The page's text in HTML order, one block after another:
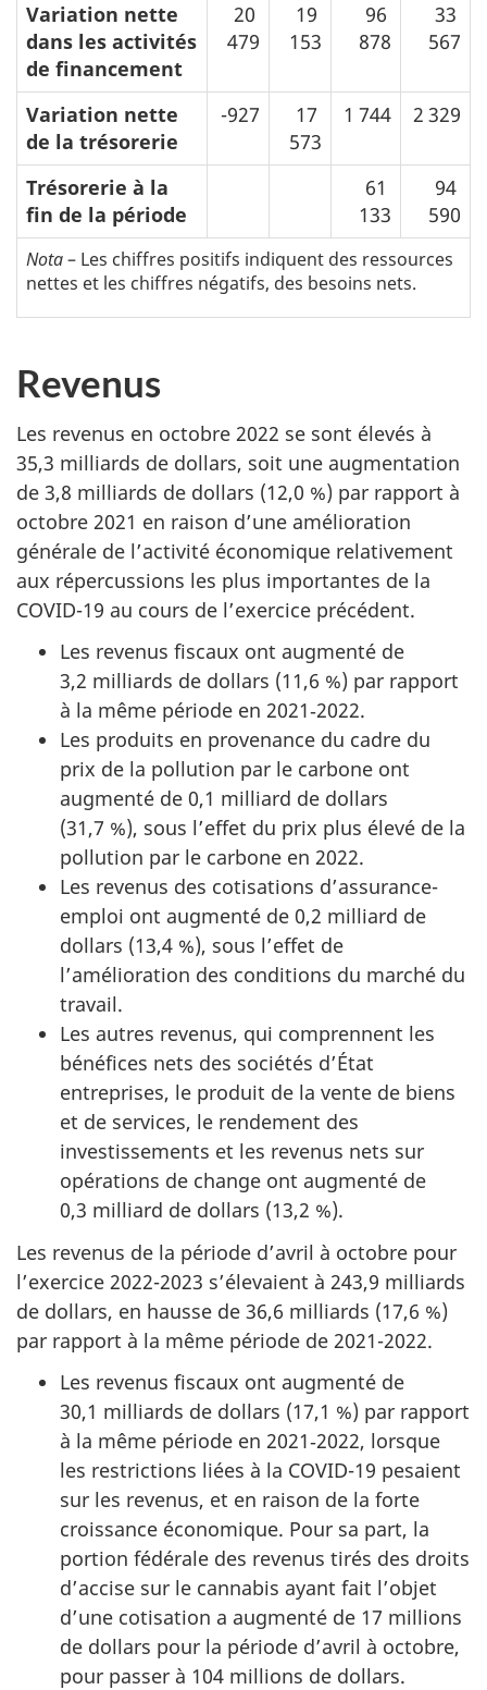
Variation nette
dans les activités
de financement
20
479
19
153
96
878
33
567
Variation nette
de la trésorerie
-927
17
573
1 744 2 329
Trésorerie à la
fin de la période
61
133
94
590
Nota– Les chiffres positifs indiquent des ressources
nettes et les chiffres négatifs, des besoins nets.
Revenus
Les revenus en octobre 2022 se sont élevés à
35,3 milliards de dollars, soit une augmentation
de 3,8 milliards de dollars (12,0 %) par rapport à
octobre 2021 en raison d’une amélioration
générale de l’activité économique relativement
aux répercussions les plus importantes de la
COVID-19 au cours de l’exercice précédent.
Les revenus fiscaux ont augmenté de
3,2 milliards de dollars (11,6 %) par rapport
à la même période en 2021‑2022.
Les produits en provenance du cadre du
prix de la pollution par le carbone ont
augmenté de 0,1 milliard de dollars
(31,7 %), sous l’effet du prix plus élevé de la
pollution par le carbone en 2022.
Les revenus des cotisations d’assurance-
emploi ont augmenté de 0,2 milliard de
dollars (13,4 %), sous l’effet de
l’amélioration des conditions du marché du
travail.
Les autres revenus, qui comprennent les
bénéfices nets des sociétés d’État
entreprises, le produit de la vente de biens
et de services, le rendement des
investissements et les revenus nets sur
opérations de change ont augmenté de
0,3 milliard de dollars (13,2 %).
Les revenus de la période d’avril à octobre pour
l’exercice 2022-2023 s’élevaient à 243,9 milliards
de dollars, en hausse de 36,6 milliards (17,6 %)
par rapport à la même période de 2021-2022.
Les revenus fiscaux ont augmenté de
30,1 milliards de dollars (17,1 %) par rapport
à la même période en 2021‑2022, lorsque
les restrictions liées à la COVID-19 pesaient
sur les revenus, et en raison de la forte
croissance économique. Pour sa part, la
portion fédérale des revenus tirés des droits
d’accise sur le cannabis ayant fait l’objet
d’une cotisation a augmenté de 17 millions
de dollars pour la période d’avril à octobre,
pour passer à 104 millions de dollars.